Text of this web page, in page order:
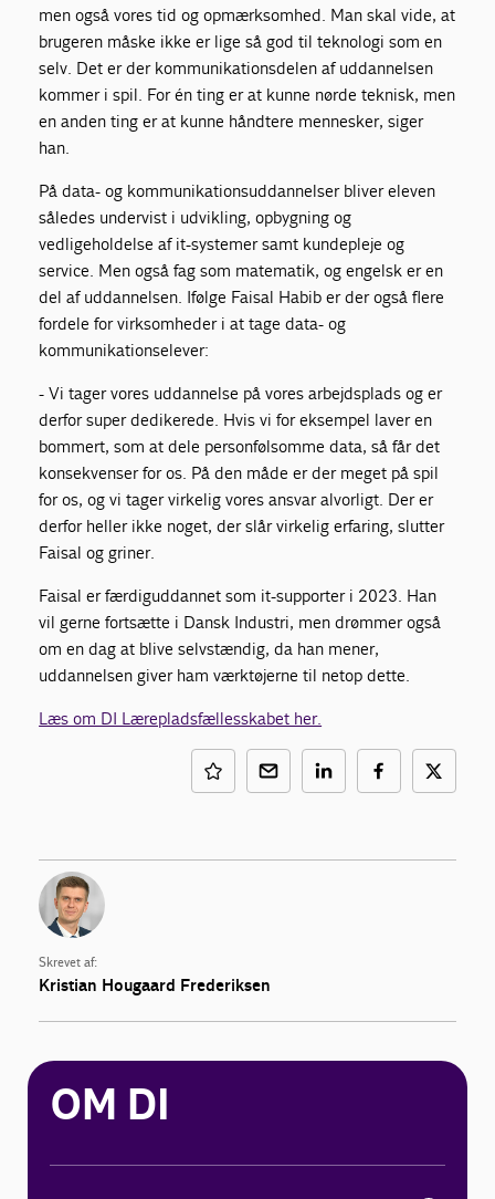
men også vores tid og opmærksomhed. Man skal vide, at
brugeren måske ikke er lige så god til teknologi som en
selv. Det er der kommunikationsdelen af uddannelsen
kommer i spil. For én ting er at kunne nørde teknisk, men
en anden ting er at kunne håndtere mennesker, siger
han.
På data- og kommunikationsuddannelser bliver eleven
således undervist i udvikling, opbygning og
vedligeholdelse af it-systemer samt kundepleje og
service. Men også fag som matematik, og engelsk er en
del af uddannelsen. Ifølge Faisal Habib er der også flere
fordele for virksomheder i at tage data- og
kommunikationselever:
- Vi tager vores uddannelse på vores arbejdsplads og er
derfor super dedikerede. Hvis vi for eksempel laver en
bommert, som at dele personfølsomme data, så får det
konsekvenser for os. På den måde er der meget på spil
for os, og vi tager virkelig vores ansvar alvorligt. Der er
derfor heller ikke noget, der slår virkelig erfaring, slutter
Faisal og griner.
Faisal er færdiguddannet som it-supporter i 2023. Han
vil gerne fortsætte i Dansk Industri, men drømmer også
om en dag at blive selvstændig, da han mener,
uddannelsen giver ham værktøjerne til netop dette.
Læs om DI Lærepladsfællesskabet her.
Skrevet af:
Kristian Hougaard Frederiksen
OM DI